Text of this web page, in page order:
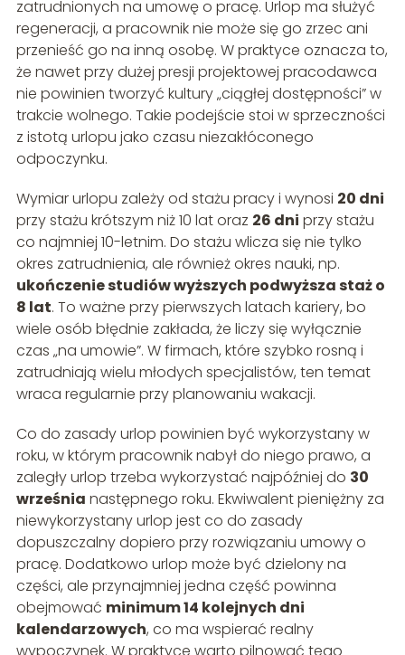
zatrudnionych na umowę o pracę. Urlop ma służyć
regeneracji, a pracownik nie może się go zrzec ani
przenieść go na inną osobę. W praktyce oznacza to,
że nawet przy dużej presji projektowej pracodawca
nie powinien tworzyć kultury „ciągłej dostępności” w
trakcie wolnego. Takie podejście stoi w sprzeczności
z istotą urlopu jako czasu niezakłóconego
odpoczynku.
Wymiar urlopu zależy od stażu pracy i wynosi 20 dni
przy stażu krótszym niż 10 lat oraz 26 dni przy stażu
co najmniej 10-letnim. Do stażu wlicza się nie tylko
okres zatrudnienia, ale również okres nauki, np.
ukończenie studiów wyższych podwyższa staż o
8 lat. To ważne przy pierwszych latach kariery, bo
wiele osób błędnie zakłada, że liczy się wyłącznie
czas „na umowie”. W firmach, które szybko rosną i
zatrudniają wielu młodych specjalistów, ten temat
wraca regularnie przy planowaniu wakacji.
Co do zasady urlop powinien być wykorzystany w
roku, w którym pracownik nabył do niego prawo, a
zaległy urlop trzeba wykorzystać najpóźniej do 30
września następnego roku. Ekwiwalent pieniężny za
niewykorzystany urlop jest co do zasady
dopuszczalny dopiero przy rozwiązaniu umowy o
pracę. Dodatkowo urlop może być dzielony na
części, ale przynajmniej jedna część powinna
obejmować minimum 14 kolejnych dni
kalendarzowych, co ma wspierać realny